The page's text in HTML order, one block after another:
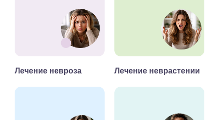
Лечение невроза Лечение неврастении